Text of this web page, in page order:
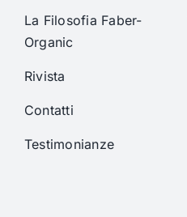
La Filosofia Faber-
Organic
Rivista
Contatti
Testimonianze